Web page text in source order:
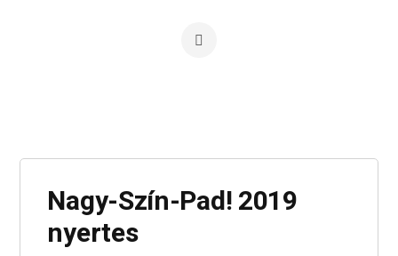
Nagy-Szín-Pad! 2019
nyertes